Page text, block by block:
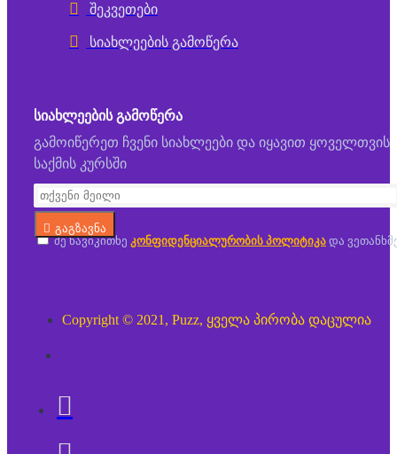
შეკვეთები
სიახლეების გამოწერა
ᲡᲘᲐᲮᲚᲔᲔᲑᲘᲡ ᲒᲐᲛᲝᲬᲔᲠᲐ
გამოიწერეთ ჩვენი სიახლეები და იყავით ყოველთვის
საქმის კურსში
გაგზავნა
მე წავიკითხე კონფიდენციალურობის პოლიტიკა და
Copyright © 2021, Puzz, ყველა პირობა დაცულია